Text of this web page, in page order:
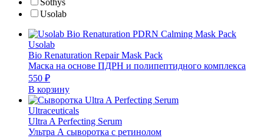
Usolab
Usolab
Bio Renaturation Repair Mask Pack
Маска на основе ПДРН и полипептидного комплекса
550 ₽
В корзину
Ultraceuticals
Ultra A Perfecting Serum
Ультра А сыворотка с ретинолом